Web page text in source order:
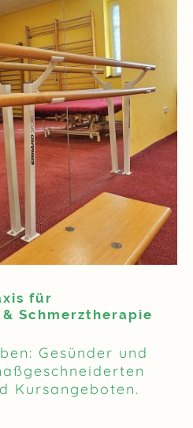
für
Schmerztherapie
Gesünder und
Kursangeboten.